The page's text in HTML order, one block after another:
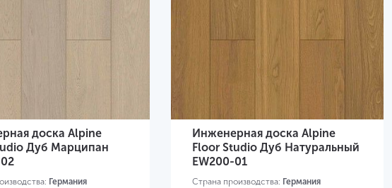
доска Alpine
Дуб Марципан
Германия
Инженерная доска Alpine
Floor Studio Дуб Натуральный
EW200-01
Страна производства: Германия